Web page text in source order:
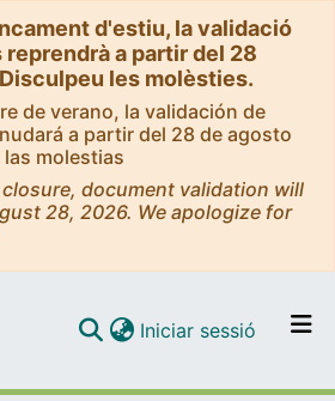
d'estiu, la validació
a partir del 28
les molèsties.
de verano, la validación de
a partir del 28 de agosto
molestias
document validation will
28, 2026. We apologize for
Iniciar sessió (current)